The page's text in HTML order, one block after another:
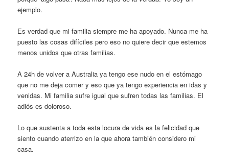
ejemplo.
Es verdad que mi familia siempre me ha apoyado. Nunca me ha
puesto las cosas difíciles pero eso no quiere decir que estemos
menos unidos que otras familias.
A 24h de volver a Australia ya tengo ese nudo en el estómago
que no me deja comer y eso que ya tengo experiencia en idas y
venidas. Mi familia sufre igual que sufren todas las familias. El
adiós es doloroso.
Lo que sustenta a toda esta locura de vida es la felicidad que
siento cuando aterrizo en la que ahora también considero mi
casa.